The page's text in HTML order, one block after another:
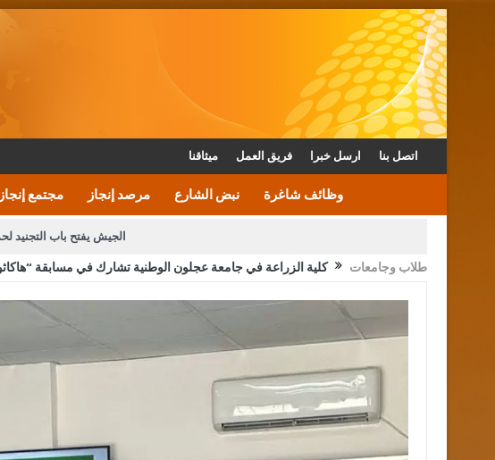
ميثاقنا فريق العمل ارسل خبرا اتصل بنا
مجتمع إنجاز مرصد إنجاز نبض الشارع وظائف شاغرة
الجيش يفتح باب التجنيد
الأمن يتلف 16 مليون حبة كبتاجون و1480 كغم مواد مخدرة
القاضي يلتقي رؤساء تحرير الصحف اليومية ويؤكد
الملك يلتقي الملك يتلقى اتصالا هاتفيا من العاهل البحريني
طلاب وجامعات كلية الزراعة في جامعة عجلون الوطنية تشارك في مسابقة